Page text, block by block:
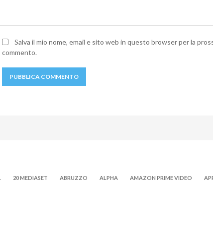
Nome:Salva il mio nome, email e sito web in questo browser per la
commento.
20 MEDIASET ABRUZZO ALPHA AMAZON PRIME VIDEO